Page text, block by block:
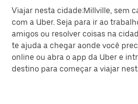
Viajar nesta cidade:Millville, sem
com a Uber. Seja para ir ao
amigos ou resolver coisas na
te ajuda a chegar aonde você
online ou abra o app da Uber e
destino para começar a viajar